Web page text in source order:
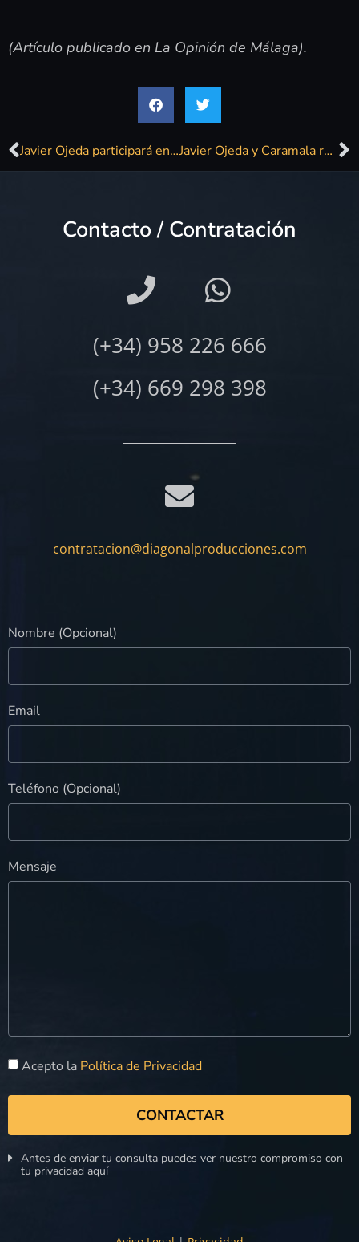
(Artículo publicado en La Opinión de Málaga).
Javier Ojeda participará en las noches creativas «É o no é» en Nerja Javier Ojeda y Caramala reponen el domingo la «mambópera» Barrio de La Paz
Contacto / Contratación
(+34) 958 226 666
(+34) 669 298 398
contratacion@diagonalproducciones.com
Nombre (Opcional)
Email
Teléfono (Opcional)
Mensaje
Acepto la Política de Privacidad
CONTACTAR
Antes de enviar tu consulta puedes ver nuestro compromiso con
tu privacidad aquí